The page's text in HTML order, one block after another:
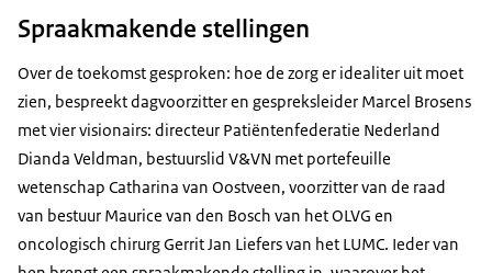
Spraakmakende stellingen
Over de toekomst gesproken: hoe de zorg er idealiter uit moet
zien, bespreekt dagvoorzitter en gespreksleider Marcel Brosens
met vier visionairs: directeur Patiëntenfederatie Nederland
Dianda Veldman, bestuurslid V&VN met portefeuille
wetenschap Catharina van Oostveen, voorzitter van de raad
van bestuur Maurice van den Bosch van het OLVG en
oncologisch chirurg Gerrit Jan Liefers van het LUMC. Ieder van